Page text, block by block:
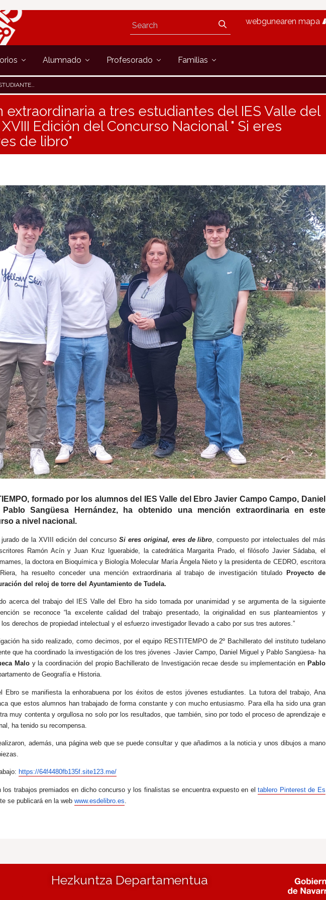
webgunearen mapa
Alumnado Profesorado Familias
ERES ORIGINAL, ERES DE LIBRO"
extraordinaria a tres estudiantes del IES Valle del
Edición del Concurso Nacional " Si eres
de libro"
formado por los alumnos del IES Valle del Ebro Javier Campo Campo, Daniel
Sangüesa Hernández, ha obtenido una mención extraordinaria en este
a nivel nacional.
l jurado de la XVIII edición del concursoSi eres original, eres de libro , compuesto por intelectuales del más
Ramón Acín y Juan Kruz Iguerabide, la catedrática Margarita Prado, el filósofo Javier Sádaba, el
la doctora en Bioquímica y Biología Molecular María Ángela Nieto y la presidenta de CEDRO, escritora
ha resuelto conceder una mención extraordinaria al trabajo de investigación titulado Proyecto de
del reloj de torre del Ayuntamiento de Tudela.
acerca del trabajo del IES Valle del Ebro ha sido tomada por unanimidad y se argumenta de la siguiente
se reconoce “la excelente calidad del trabajo presentado, la originalidad en sus planteamientos y
derechos de propiedad intelectual y el esfuerzo investigador llevado a cabo por sus tres autores.”
ha sido realizado, como decimos, por el equipo RESTITEMPO de 2º Bachillerato del instituto tudelano
que ha coordinado la investigación de los tres jóvenes -Javier Campo, Daniel Miguel y Pablo Sangüesa- ha
Malo y la coordinación del propio Bachillerato de Investigación recae desde su implementación en Pablo
de Geografía e Historia.
Ebro se manifiesta la enhorabuena por los éxitos de estos jóvenes estudiantes. La tutora del trabajo, Ana
que estos alumnos han trabajado de forma constante y con mucho entusiasmo. Para ella ha sido una gran
muy contenta y orgullosa no solo por los resultados, que también, sino por todo el proceso de aprendizaje e
ha tenido su recompensa.
además, una página web que se puede consultar y que añadimos a la noticia y unos dibujos a mano
https://64f4480fb135f.site123.me/
los trabajos premiados en dicho concurso y los finalistas se encuentra expuesto en eltablero Pinterest de Es
se publicará en la webwww.esdelibro.es
Hezkuntza Departamentua